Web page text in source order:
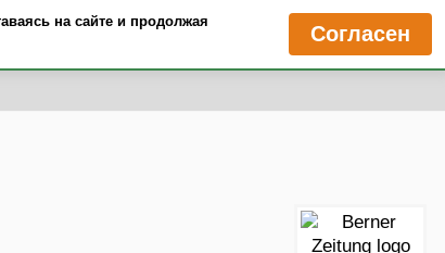
на сайте и продолжая
Согласен